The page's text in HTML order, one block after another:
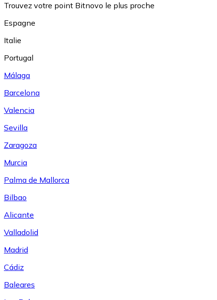
Trouvez votre point Bitnovo le plus proche
Espagne
Italie
Portugal
Málaga
Barcelona
Valencia
Sevilla
Zaragoza
Murcia
Palma de Mallorca
Bilbao
Alicante
Valladolid
Madrid
Cádiz
Baleares